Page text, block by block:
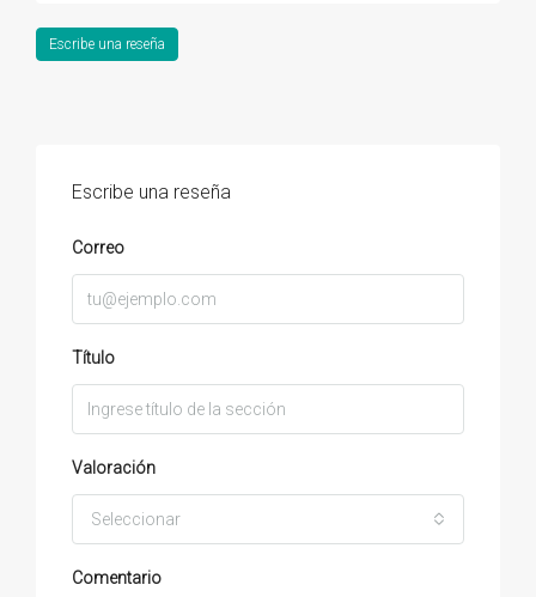
Escribe una reseña
Escribe una reseña
Correo
Título
Valoración
Seleccionar
Comentario